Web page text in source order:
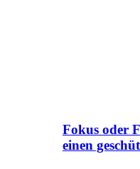
Fokus oder
einen